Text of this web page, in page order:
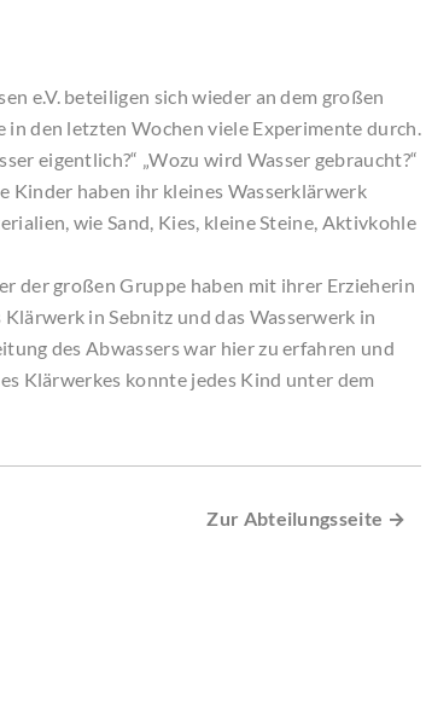
e.V. beteiligen sich wieder an dem großen
in den letzten Wochen viele Experimente durch.
eigentlich?“ „Wozu wird Wasser gebraucht?“
Kinder haben ihr kleines Wasserklärwerk
wie Sand, Kies, kleine Steine, Aktivkohle
der großen Gruppe haben mit ihrer Erzieherin
in Sebnitz und das Wasserwerk in
des Abwassers war hier zu erfahren und
Klärwerkes konnte jedes Kind unter dem
Zur Abteilungsseite →